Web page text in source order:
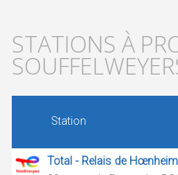
STATIONS À
Station
Total - Relais de Hœnheim